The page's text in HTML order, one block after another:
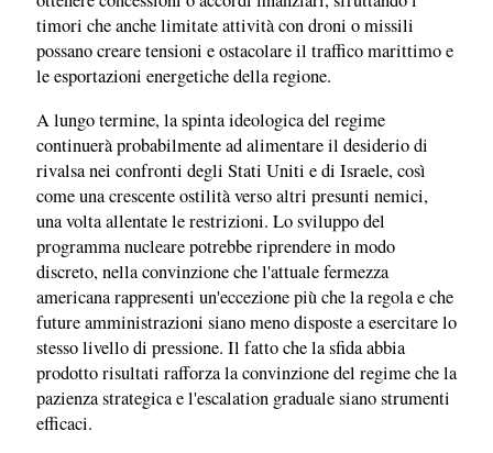
timori che anche limitate attività con droni o missili
possano creare tensioni e ostacolare il traffico marittimo e
le esportazioni energetiche della regione.
A lungo termine, la spinta ideologica del regime
continuerà probabilmente ad alimentare il desiderio di
rivalsa nei confronti degli Stati Uniti e di Israele, così
come una crescente ostilità verso altri presunti nemici,
una volta allentate le restrizioni. Lo sviluppo del
programma nucleare potrebbe riprendere in modo
discreto, nella convinzione che l'attuale fermezza
americana rappresenti un'eccezione più che la regola e che
future amministrazioni siano meno disposte a esercitare lo
stesso livello di pressione. Il fatto che la sfida abbia
prodotto risultati rafforza la convinzione del regime che la
pazienza strategica e l'escalation graduale siano strumenti
efficaci.